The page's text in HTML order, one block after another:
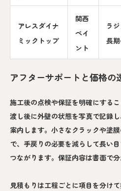
アレスダイナ
ミックトップ
関西
ペイ
ント
ラ
長
アフターサポートと価格の
施工後の点検や保証を明確にする
渡し後に外壁の状態を写真で記録
案内します。小さなクラックや塗
で、手戻りの必要を減らして長い
つながります。保証内容は書面で分
見積もりは工程ごとに項目を分け